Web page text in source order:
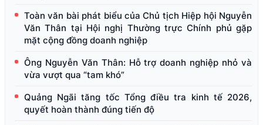
Toàn văn bài phát biểu của Chủ tịch Hiệp hội Nguyễn
Văn Thân tại Hội nghị Thường trực Chính phủ gặp
mặt cộng đồng doanh nghiệp
Ông Nguyễn Văn Thân: Hỗ trợ doanh nghiệp nhỏ và
vừa vượt qua “tam khó”
Quảng Ngãi tăng tốc Tổng điều tra kinh tế 2026,
quyết hoàn thành đúng tiến độ